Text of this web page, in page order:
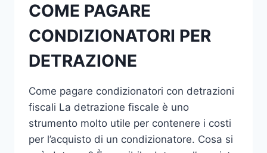
COME PAGARE
CONDIZIONATORI PER
DETRAZIONE
Come pagare condizionatori con detrazioni
fiscali La detrazione fiscale è uno
strumento molto utile per contenere i costi
per l’acquisto di un condizionatore. Cosa si